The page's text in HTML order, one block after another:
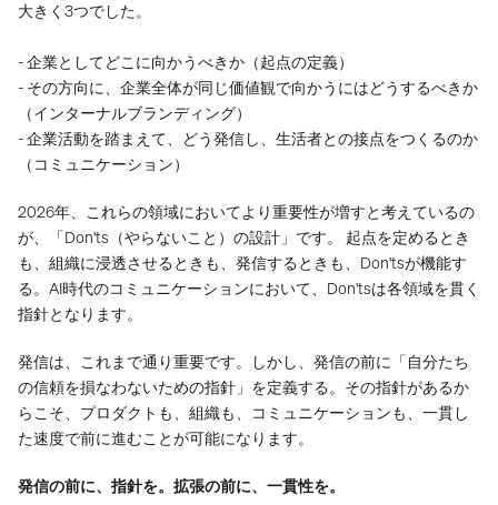
大きく3つでした。
- 企業としてどこに向かうべきか（起点の定義）
- その方向に、企業全体が同じ価値観で向かうにはどうするべきか
（インターナルブランディング）
- 企業活動を踏まえて、どう発信し、生活者との接点をつくるのか
（コミュニケーション）
2026年、これらの領域においてより重要性が増すと考えているの
が、「Don'ts（やらないこと）の設計」です。 起点を定めるとき
も、組織に浸透させるときも、発信するときも、Don'tsが機能す
る。AI時代のコミュニケーションにおいて、Don'tsは各領域を貫く
指針となります。
発信は、これまで通り重要です。しかし、発信の前に「自分たち
の信頼を損なわないための指針」を定義する。その指針があるか
らこそ、プロダクトも、組織も、コミュニケーションも、一貫し
た速度で前に進むことが可能になります。
発信の前に、指針を。拡張の前に、一貫性を。